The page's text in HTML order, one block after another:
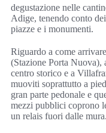
degustazione nelle
Adige, tenendo conto
piazze e i monumenti.
Riguardo a come
(Stazione Porta Nuova),
centro storico e a
muoviti soprattutto a
gran parte pedonale e
mezzi pubblici coprono
un relais fuori dalle mura.